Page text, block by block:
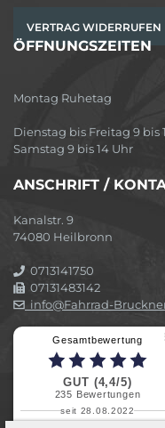
VERTRAG WIDERRUFEN
ÖFFNUNGSZEITEN
Montag Ruhetag
Dienstag bis Freitag 9 bis
Samstag 9 bis 14 Uhr
ANSCHRIFT /
Kanalstr. 9
74080 Heilbronn
0713141750
07131483142
info@Fahrrad-
Gesamtbewertung
GUT (4,4/5)
235 Bewertungen
seit 28.08.2022